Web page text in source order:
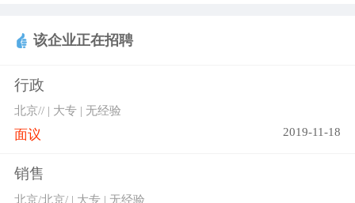
该企业正在招聘
行政
北京// | 大专 | 无经验
面议 2019-11-18
销售
北京/北京/ | 大专 | 无经验